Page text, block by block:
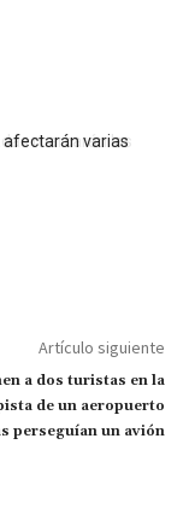
varias
Artículo siguiente
a dos turistas en la
de un aeropuerto
perseguían un avión